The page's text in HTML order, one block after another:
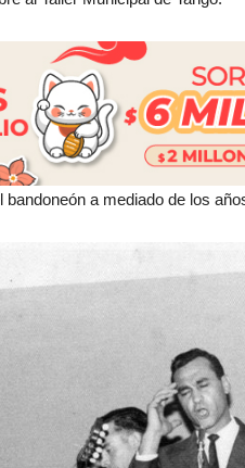
a mediado de los